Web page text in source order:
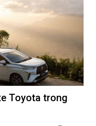
Toyota trong